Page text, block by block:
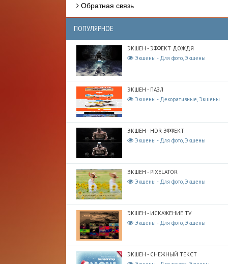
Обратная связь
ПОПУЛЯРНОЕ
ЭКШЕН - ЭФФЕКТ ДОЖДЯ
Экшены - Для фото, Экшены
ЭКШЕН - ПАЗЛ
Экшены - Декоративные, Экшены
ЭКШЕН - HDR ЭФФЕКТ
Экшены - Для фото, Экшены
ЭКШЕН - PIXELATOR
Экшены - Для фото, Экшены
ЭКШЕН - ИСКАЖЕНИЕ TV
Экшены - Для фото, Экшены
ЭКШЕН - СНЕЖНЫЙ ТЕКСТ